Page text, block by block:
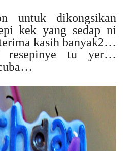
untuk dikongsikan
kek yang sedap ni
kasih banyak2…
resepinye tu yer…